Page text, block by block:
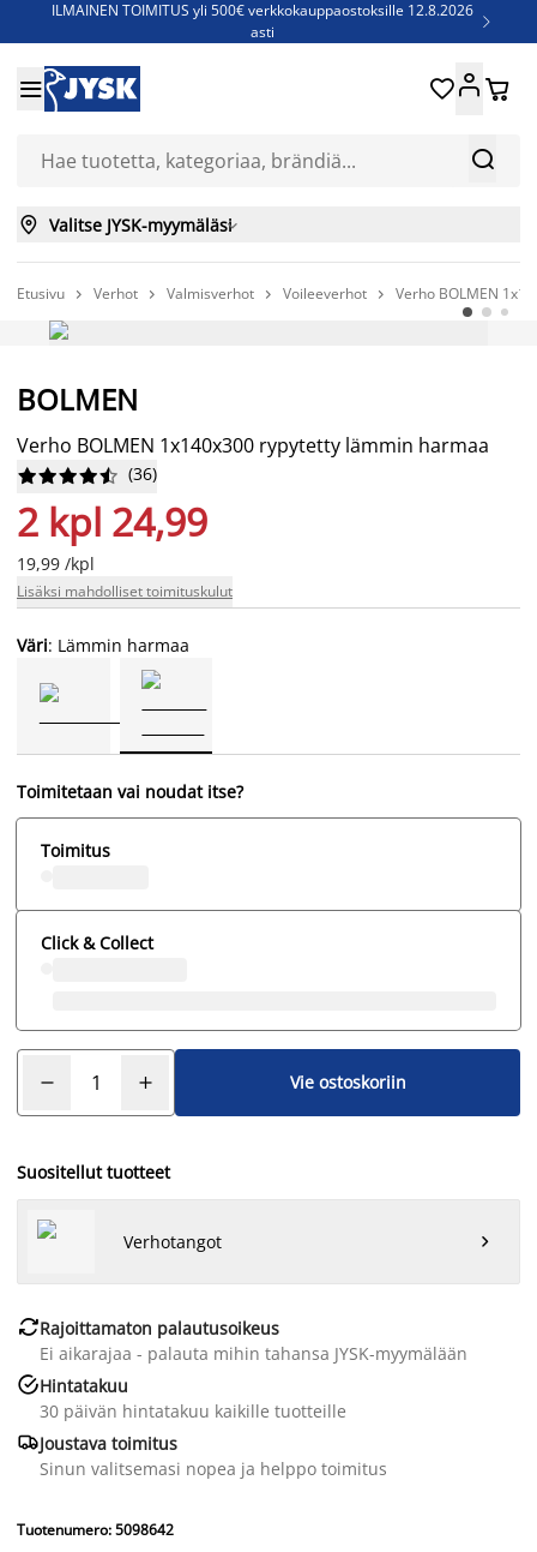
ILMAINEN TOIMITUS yli 500€ verkkokauppaostoksille 12.8.2026
asti

Jenkkisänkyjä - Säästä jopa 60%


 
 Valitse JYSK-myymäläsi
Etusivu  Verhot  Valmisverhot  Voileeverhot  Verho BOLMEN
BOLMEN
Verho BOLMEN 1x140x300 rypytetty lämmin harmaa





 (36)
2 kpl 24,99
19,99 /kpl
Lisäksi mahdolliset toimituskulut
Väri: Lämmin harmaa
Toimitetaan vai noudat itse?
Toimitus
Click & Collect
Vie ostoskoriin
Suositellut tuotteet
Verhotangot 
Rajoittamaton palautusoikeus
Ei aikarajaa - palauta mihin tahansa JYSK-myymälään
Hintatakuu
30 päivän hintatakuu kaikille tuotteille
Joustava toimitus
Sinun valitsemasi nopea ja helppo toimitus
Tuotenumero: 5098642